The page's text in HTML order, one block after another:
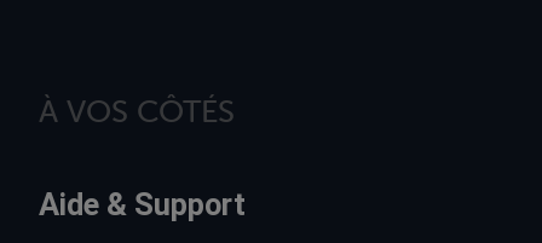
À VOS CÔTÉS
Aide & Support